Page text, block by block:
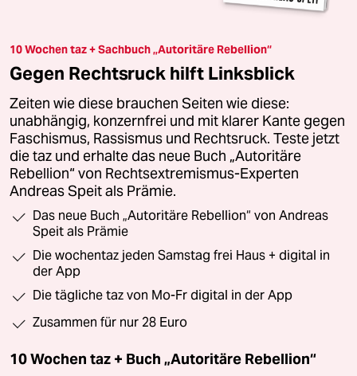
10 Wochen taz + Sachbuch „Autoritäre Rebellion“
Gegen Rechtsruck hilft Linksblick
Zeiten wie diese brauchen Seiten wie diese:
unabhängig, konzernfrei und mit klarer Kante gegen
Faschismus, Rassismus und Rechtsruck. Teste jetzt
die taz und erhalte das neue Buch „Autoritäre
Rebellion“ von Rechtsextremismus-Experten
Andreas Speit als Prämie.
Das neue Buch „Autoritäre Rebellion“ von Andreas
Speit als Prämie
Die wochentaz jeden Samstag frei Haus + digital in
der App
Die tägliche taz von Mo-Fr digital in der App
Zusammen für nur 28 Euro
10 Wochen taz + Buch „Autoritäre Rebellion“